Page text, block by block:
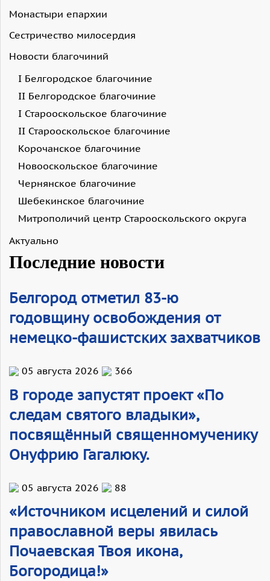
Монастыри епархии
Сестричество милосердия
Новости благочиний
I Белгородское благочиние
II Белгородское благочиние
I Старооскольское благочиние
II Старооскольское благочиние
Корочанское благочиние
Новооскольское благочиние
Чернянское благочиние
Шебекинское благочиние
Митрополичий центр Старооскольского округа
Актуально
Последние новости
Белгород отметил 83-ю
годовщину освобождения от
немецко-фашистских захватчиков
05 августа 2026 366
В городе запустят проект «По
следам святого владыки»,
посвящённый священномученику
Онуфрию Гагалюку.
05 августа 2026 88
«Источником исцелений и силой
православной веры явилась
Почаевская Твоя икона,
Богородица!»